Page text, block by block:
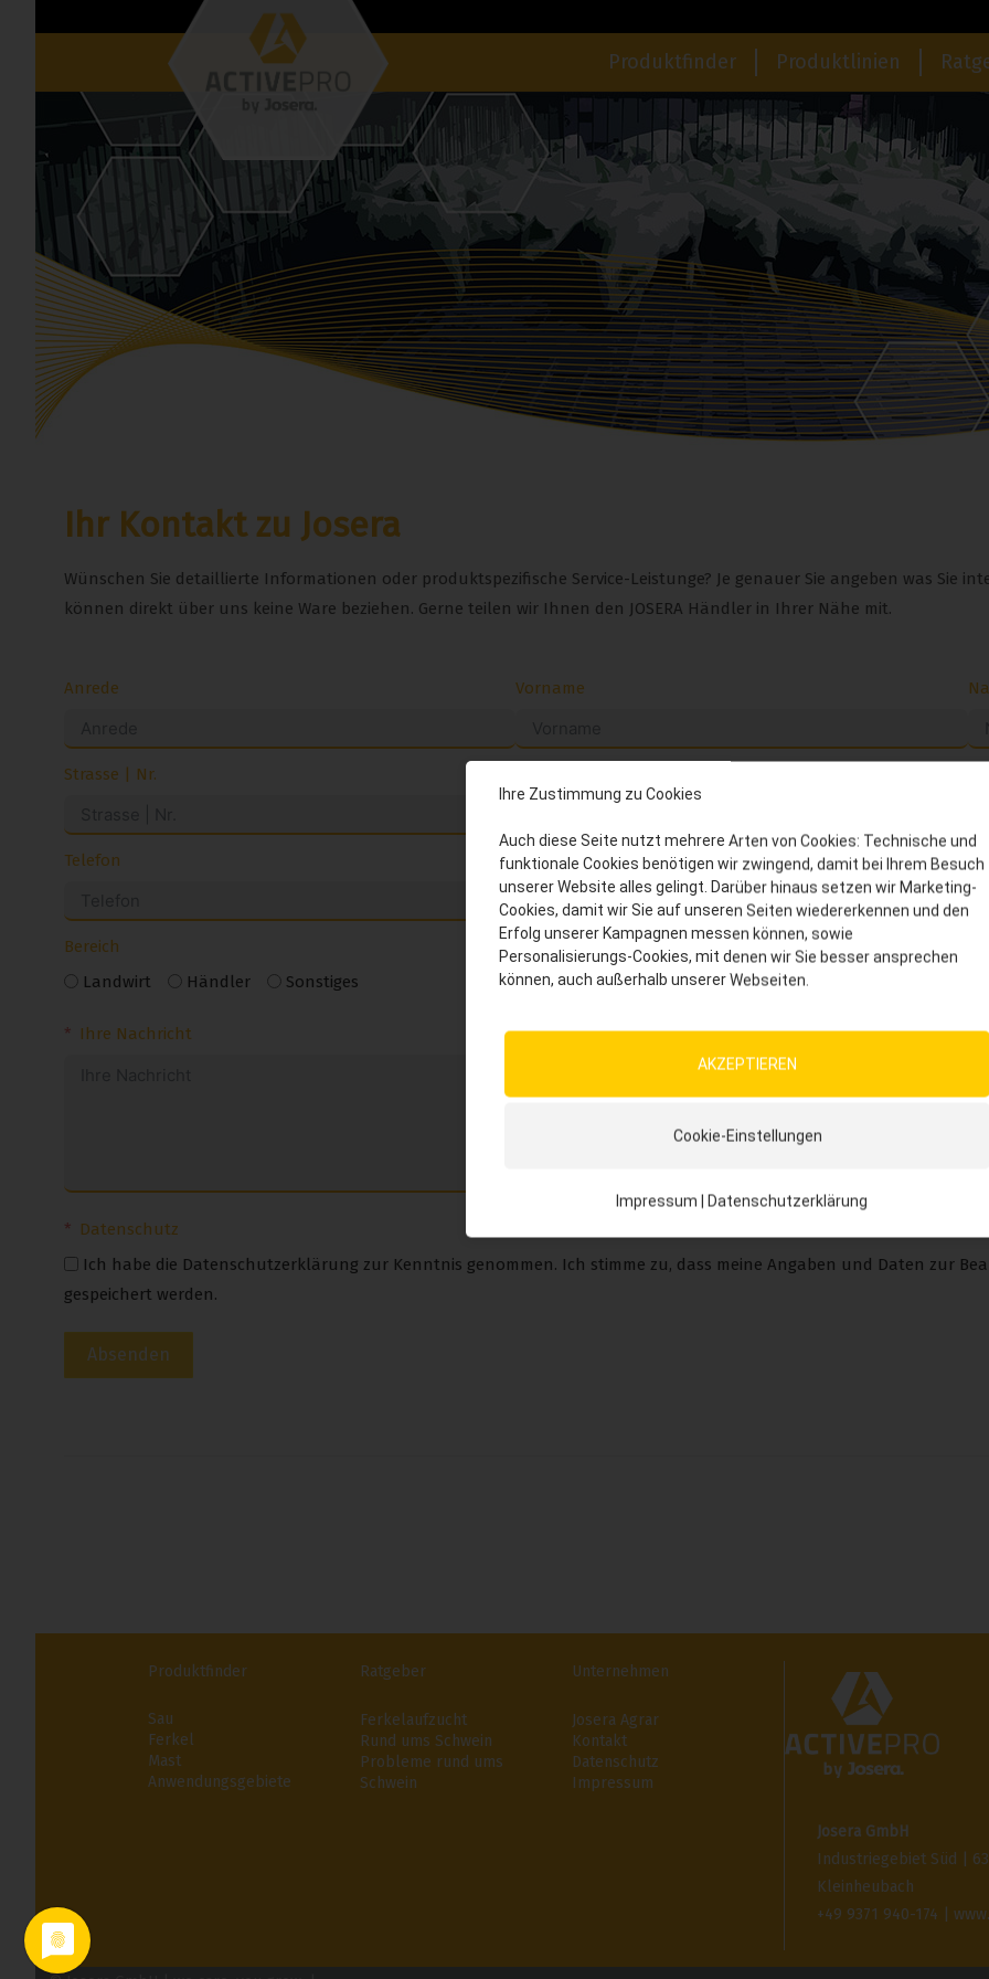
Produktfinder Produktlinien
Ihr Kontakt zu Josera
Wünschen Sie detaillierte Informationen oder produktspezifische Service-Leistunge? Je genauer Sie angeben was Sie
können direkt über uns keine Ware beziehen. Gerne teilen wir Ihnen den JOSERA Händler in Ihrer Nähe mit.
Anrede Vorname
Strasse | Nr.
Telefon E-Mail
Bereich
Landwirt
Händler Sonstiges
Haben Sie einen Biobetrieb?
Ja
Nein
Ihre Nachricht
Datenschutz
Ich habe die Datenschutzerklärung zur Kenntnis genommen. Ich stimme zu, dass meine Angaben und Daten zur
gespeichert werden.
Absenden
Produktfinder
Sau
Ferkel
Mast
Anwendungsgebiete
Ratgeber
Ferkelaufzucht
Rund ums Schwein
Probleme rund ums
Schwein
Unternehmen
Josera Agrar
Kontakt
Datenschutz
Impressum
Josera GmbH
Industriegebiet Süd |
Kleinheubach
+49 9371 940-174 |
Ihre Zustimmung zu Cookies
Auch diese Seite nutzt mehrere Arten von Cookies: Technische und
funktionale Cookies benötigen wir zwingend, damit bei Ihrem Besuch
unserer Website alles gelingt. Darüber hinaus setzen wir Marketing-
Cookies, damit wir Sie auf unseren Seiten wiedererkennen und den
Erfolg unserer Kampagnen messen können, sowie
Personalisierungs-Cookies, mit denen wir Sie besser ansprechen
können, auch außerhalb unserer Webseiten.
AKZEPTIEREN
Cookie-Einstellungen
Impressum | Datenschutzerklärung